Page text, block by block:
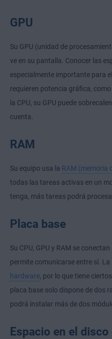
GPU
Su GPU (unidad de
ve en su pantalla. Conocer las
especialmente importante para el
requieren potencia gráfica,
la CPU, su GPU puede
cuenta.
RAM
Su equipo usa la RAM (memoria
todas las tareas activas en un
tenga, más tareas podrá
Placa base
Su CPU, GPU y RAM se
permite comunicarse entre sí.
hardware, por lo que tiene
placa base solo dispone de dos
podrá instalar más de dos
Espacio en el disco